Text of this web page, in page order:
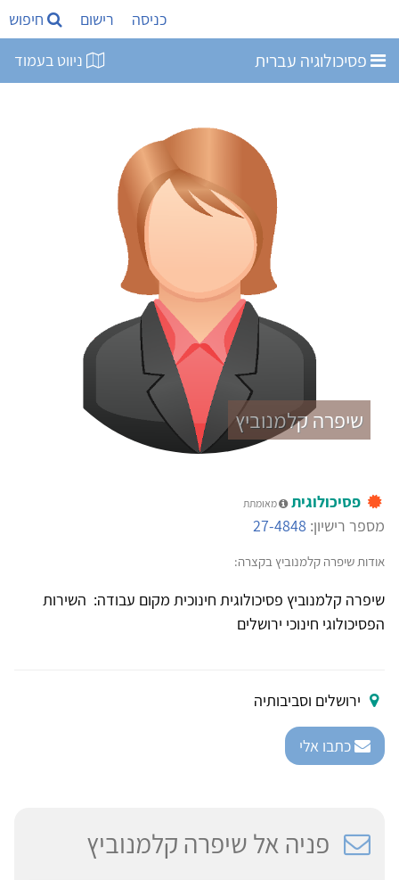
כניסה רישום חיפוש
פסיכולוגיה עברית ניווט בעמוד
שיפרה קלמנוביץ
פסיכולוגית מאומתת
מספר רישיון: 27-4848
אודות שיפרה קלמנוביץ בקצרה:
שיפרה קלמנוביץ פסיכולוגית חינוכית מקום עבודה: השירות
הפסיכולוגי חינוכי ירושלים
ירושלים וסביבותיה
כתבו אלי
פניה אל שיפרה קלמנוביץ